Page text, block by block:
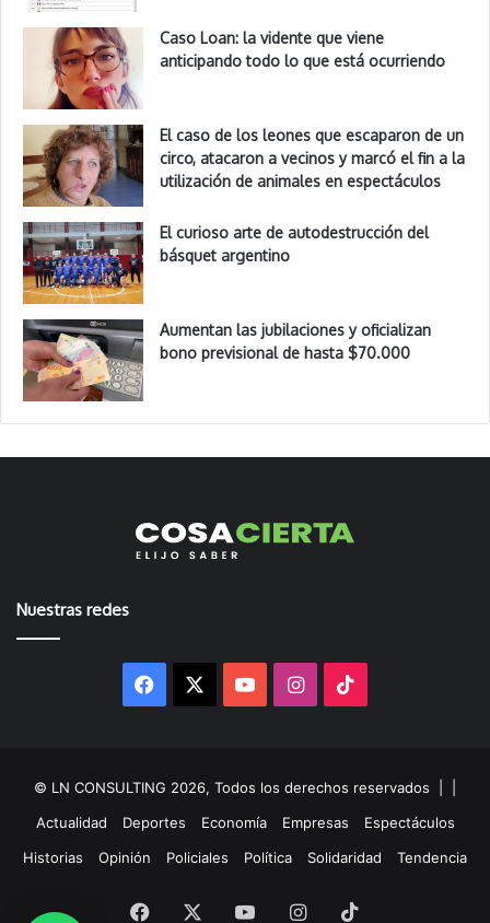
Caso Loan: la vidente que viene
anticipando todo lo que está ocurriendo
El caso de los leones que escaparon de un
circo, atacaron a vecinos y marcó el fin a la
utilización de animales en espectáculos
El curioso arte de autodestrucción del
básquet argentino
Aumentan las jubilaciones y oficializan
bono previsional de hasta $70.000
Nuestras redes
Facebook YouTubeInstagram
© LN CONSULTING 2026, Todos los derechos reservados |
Actualidad
Deportes Economía Empresas
Espectáculos
Historias
Opinión Policiales Política Solidaridad Tendencia
Facebook YouTubeInstagram